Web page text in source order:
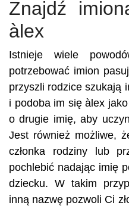
Znajdź
àlex
Istnieje wiele
potrzebować imion
przyszli rodzice szukają
i podoba im się àlex
o drugie imię, aby
Jest również możliwe,
członka rodziny lub
pochlebić nadając imię
dziecku. W takim
inną nazwę pozwoli Ci